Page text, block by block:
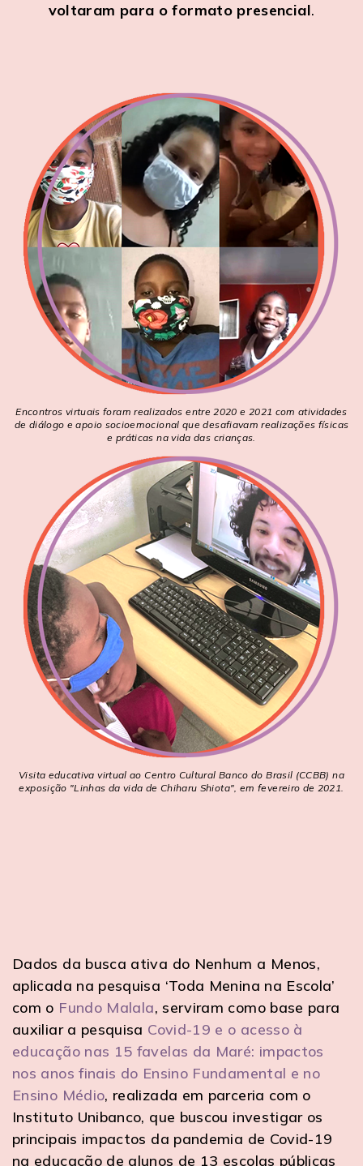
voltaram para o formato presencial.
Encontros virtuais foram realizados entre 2020 e 2021 com atividades
de diálogo e apoio socioemocional que desafiavam realizações físicas
e práticas na vida das crianças.
Visita educativa virtual ao Centro Cultural Banco do Brasil (CCBB) na
exposição "Linhas da vida de Chiharu Shiota", em fevereiro de 2021.
Dados da busca ativa do Nenhum a Menos,
aplicada na pesquisa ‘Toda Menina na Escola’
com o Fundo Malala, serviram como base para
auxiliar a pesquisa Covid-19 e o acesso à
educação nas 15 favelas da Maré: impactos
nos anos finais do Ensino Fundamental e no
Ensino Médio, realizada em parceria com o
Instituto Unibanco, que buscou investigar os
principais impactos da pandemia de Covid-19
na educação de alunos de 13 escolas públicas